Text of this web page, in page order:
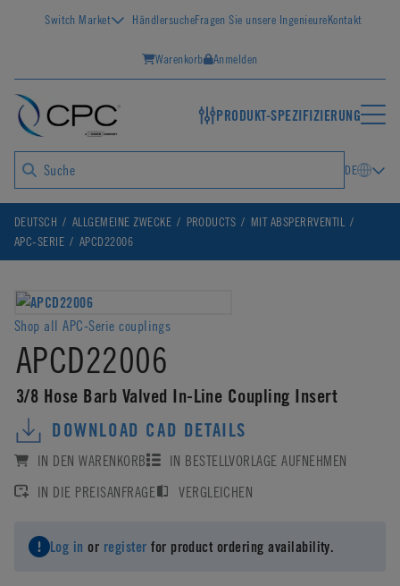
Switch Market HändlersucheFragen Sie unsere IngenieureKontakt
Warenkorb Anmelden
PRODUKT-SPEZIFIZIERUNG
DE
DEUTSCH ALLGEMEINE ZWECKE PRODUCTS
MIT ABSPERRVENTIL
APC-SERIE
APCD22006
Shop all APC-Serie couplings
APCD22006
3/8 Hose Barb Valved In-Line Coupling Insert
DOWNLOAD CAD DETAILS
IN DEN WARENKORB
IN BESTELLVORLAGE AUFNEHMEN
IN DIE PREISANFRAGE
VERGLEICHEN
Log in or register for product ordering availability.